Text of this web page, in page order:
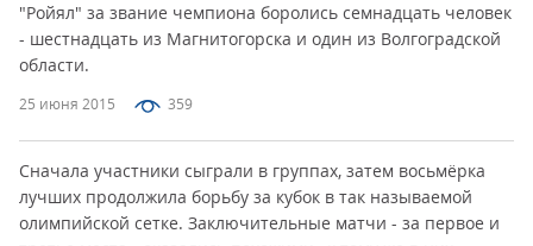
25 июня 2015 359
"Ройял" за звание чемпиона боролись семнадцать человек
- шестнадцать из Магнитогорска и один из Волгоградской
области.
Сначала участники сыграли в группах, затем восьмёрка
лучших продолжила борьбу за кубок в так называемой
олимпийской сетке. Заключительные матчи - за первое и